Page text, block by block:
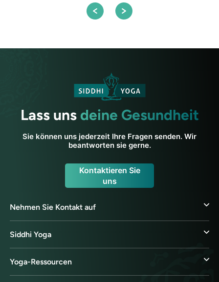
Lass uns deine Gesundheit
Sie können uns jederzeit Ihre Fragen senden. Wir
beantworten sie gerne.
Kontaktieren Sie
uns
Nehmen Sie Kontakt auf
Siddhi Yoga
Yoga-Ressourcen